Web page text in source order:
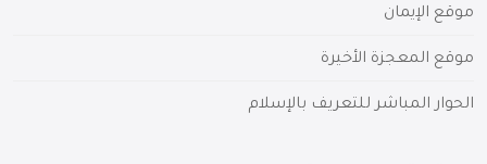
موقع الإيمان
موقع المعجزة الأخيرة
الحوار المباشر للتعريف بالإسلام